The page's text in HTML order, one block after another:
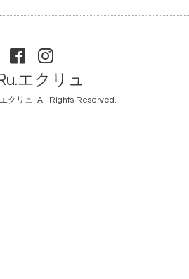
エクリュ
クリュ. All Rights Reserved.